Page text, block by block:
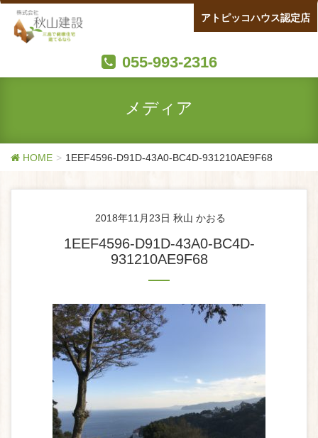
055-993-2316
アトピッコハウス認定店
メディア
HOME 1EEF4596-D91D-43A0-BC4D-931210AE9F68
2018年11月23日 秋山 かおる
1EEF4596-D91D-43A0-BC4D-
931210AE9F68